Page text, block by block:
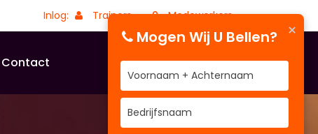
Inlog: Trainers Medewerkers
Contact
×
Mogen Wij U Bellen?